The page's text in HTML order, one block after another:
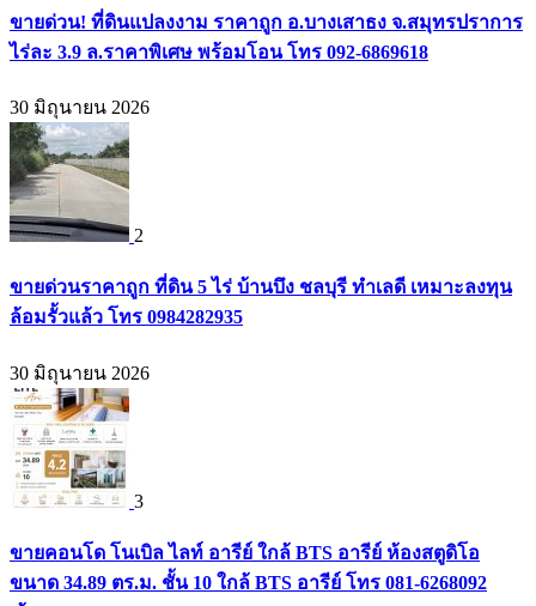
ขายด่วน! ที่ดินแปลงงาม ราคาถูก อ.บางเสาธง จ.สมุทรปราการ
ไร่ละ 3.9 ล.ราคาพิเศษ พร้อมโอน โทร 092-6869618
30 มิถุนายน 2026
2
ขายด่วนราคาถูก ที่ดิน 5 ไร่ บ้านบึง ชลบุรี ทำเลดี เหมาะลงทุน
ล้อมรั้วแล้ว โทร 0984282935
30 มิถุนายน 2026
3
ขายคอนโด โนเบิล ไลท์ อารีย์ ใกล้ BTS อารีย์ ห้องสตูดิโอ
ขนาด 34.89 ตร.ม. ชั้น 10 ใกล้ BTS อารีย์ โทร 081-6268092